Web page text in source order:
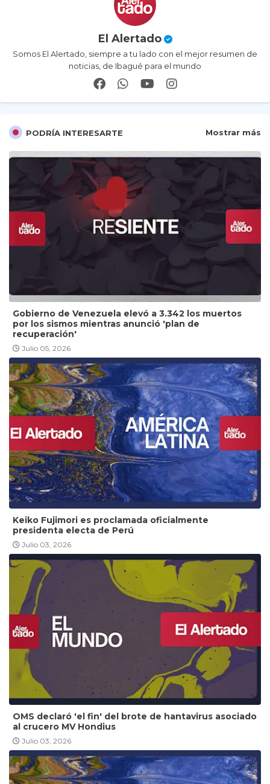
El Alertado
Somos El Alertado, siempre a tu lado con el mejor resumen de
noticias, de Ibagué para el mundo
PODRÍA INTERESARTE Mostrar más
Gobierno de Venezuela elevó a 3.342 los muertos
por los sismos mientras anunció 'plan de
recuperación'
Julio 05, 2026
Keiko Fujimori es proclamada oficialmente
presidenta electa de Perú
Julio 03, 2026
OMS declaró 'el fin' del brote de hantavirus asociado
al crucero MV Hondius
Julio 03, 2026